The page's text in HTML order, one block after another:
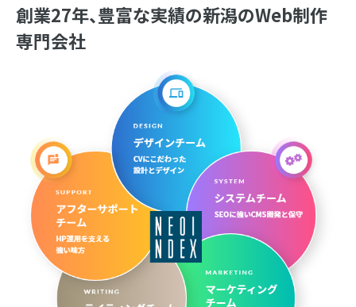
創業27年、豊富な実績の新潟のWeb制作
専門会社